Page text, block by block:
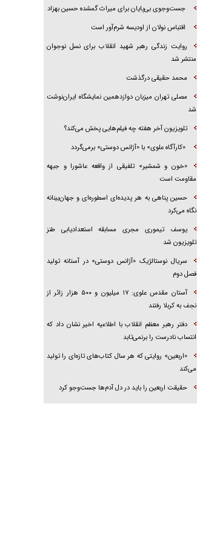
جست‌وجوی بی‌پایان برای میراث گمشده حسین بهزاد
اقتباس نولان از اودیسه شرم‌آور است
روایت زندگی رهبر شهید انقلاب برای نسل نوجوان
منتشر شد
محمد حقیقی درگذشت
مصلی تهران میزبان دوازدهمین نمایشگاه ایران‌نوشت
شد
تلویزیون آخر هفته چه فیلم‌هایی پخش می‌کند؟
«کارآگاه علوی» با «آژانس دوستی» برمی‌گردد
«خون و شمشیر» تلفیقی از واقعه عاشورا و جبهه
مقاومت است
حسین پناهی به هر پدیده‌ای اسطوره‌ای و جهان‌بینانه
نگاه می‌کرد
یوسف تیموری مجری مسابقه استعدادیابی طنز
تلویزیون شد
سریال نوستالژیک «آژانس دوستی» در آستانه تولید
فصل دوم
آستان مقدس علوی: ۱۷ میلیون و ۵۰۰ هزار زائر از
نجف به کربلا رفتند
دفتر رهبر معظم انقلاب با اطلاعیه اخیر نشان داد که
انتساب نادرست را برنمی‌تابد
«اربعین» روایتی که هر سال کتاب‌های تازه‌ای را تولید
می‌کند
حقیقت اربعین را باید در دل آدم‌ها جست‌و‌جو کرد